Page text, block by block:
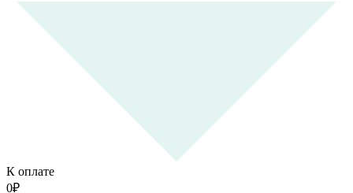
К оплате
0₽